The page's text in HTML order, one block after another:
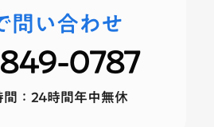
問い合わせ
0787
： 24時間年中無休